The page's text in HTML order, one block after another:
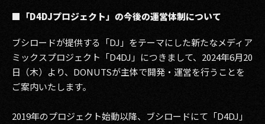
2020
2018
■「D4DJプロジェクト」の今後の運営体制について
ブシロードが提供する「DJ」をテーマにした新たなメディア
ミックスプロジェクト「D4DJ」につきまして、2024年6月20
日（木）より、DONUTSが主体で開発・運営を行うことを
ご案内いたします。
2019年のプロジェクト始動以降、ブシロードにて「D4DJ」